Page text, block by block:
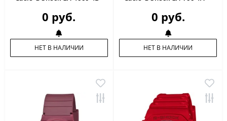
0 руб.
НЕТ В НАЛИЧИИ
0 руб.
НЕТ В НАЛИЧИИ